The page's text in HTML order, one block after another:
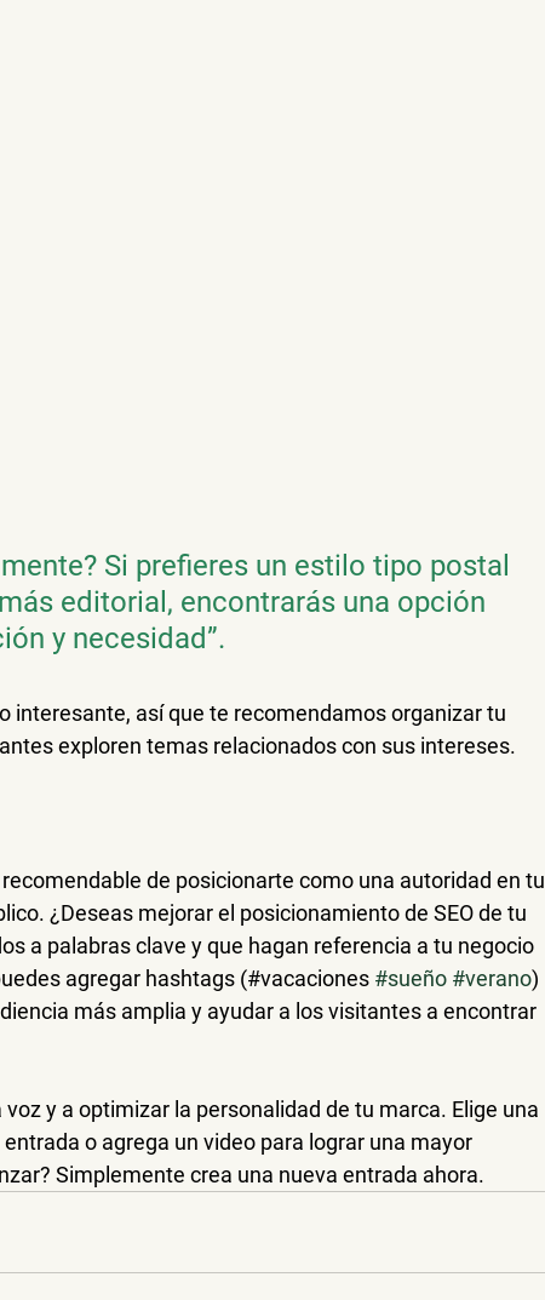
Si prefieres un estilo tipo postal
editorial, encontrarás una opción
y necesidad”.
interesante, así que te recomendamos organizar tu
exploren temas relacionados con sus intereses.
de posicionarte como una autoridad en tu
¿Deseas mejorar el posicionamiento de SEO de tu
a palabras clave y que hagan referencia a tu negocio
agregar hashtags (#vacaciones #sueño #verano)
más amplia y ayudar a los visitantes a encontrar
y a optimizar la personalidad de tu marca. Elige una
o agrega un video para lograr una mayor
Simplemente crea una nueva entrada ahora.